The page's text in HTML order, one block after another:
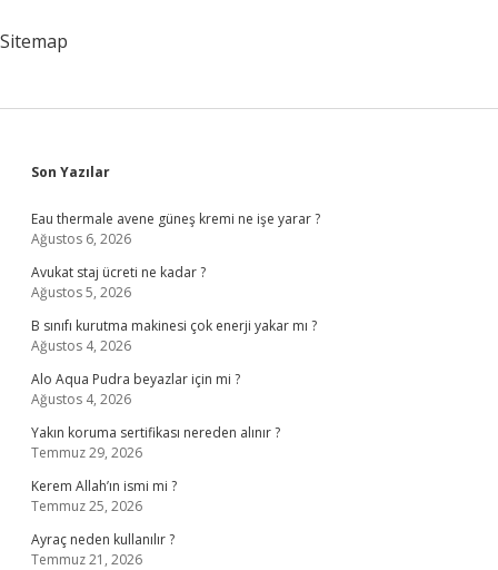
Sitemap
Sidebar
Son Yazılar
Eau thermale avene güneş kremi ne işe yarar ?
Ağustos 6, 2026
Avukat staj ücreti ne kadar ?
Ağustos 5, 2026
B sınıfı kurutma makinesi çok enerji yakar mı ?
Ağustos 4, 2026
Alo Aqua Pudra beyazlar için mi ?
Ağustos 4, 2026
Yakın koruma sertifikası nereden alınır ?
Temmuz 29, 2026
Kerem Allah’ın ismi mi ?
Temmuz 25, 2026
Ayraç neden kullanılır ?
Temmuz 21, 2026